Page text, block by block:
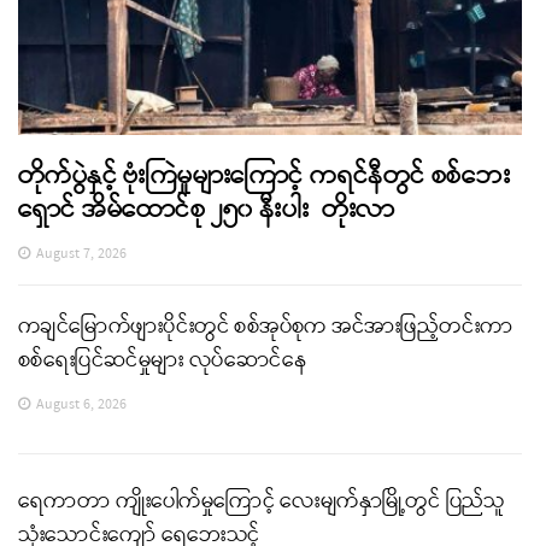
တိုက်ပွဲနှင့် ဗုံးကြဲမှုများကြောင့် ကရင်နီတွင် စစ်ဘေး
ရှောင် အိမ်ထောင်စု ၂၅၀ နီးပါး တိုးလာ
August 7, 2026
ကချင်မြောက်ဖျားပိုင်းတွင် စစ်အုပ်စုက အင်အားဖြည့်တင်းကာ
စစ်ရေးပြင်ဆင်မှုများ လုပ်ဆောင်နေ
August 6, 2026
ရေကာတာ ကျိုးပေါက်မှုကြောင့် လေးမျက်နှာမြို့တွင် ပြည်သူ
သုံးသောင်းကျော် ရေဘေးသင့်